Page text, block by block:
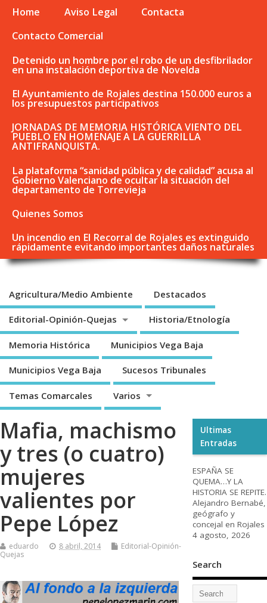
Home Aviso Legal
Contacta
Contacto Comercial
Detenido un hombre por el robo de un desfibrilador
en una instalación deportiva de Novelda
El Ayuntamiento de Rojales destina 150.000 euros a
los presupuestos participativos
JORNADAS DE MEMORIA HISTÓRICA VIENTO DEL
PUEBLO EN HOMENAJE A LA GUERRILLA
ANTIFRANQUISTA.
La plataforma “sanidad pública y de calidad” acusa al
Gobierno Valenciano de ocultar la situación del
departamento de Torrevieja
Quienes Somos
Un incendio en El Recorral de Rojales es extinguido
rápidamente evitando importantes daños naturales
Agricultura/Medio Ambiente Destacados
Editorial-Opinión-Quejas Historia/Etnología
Memoria Histórica Municipios Vega Baja
Municipios Vega Baja Sucesos Tribunales
Temas Comarcales Varios
Mafia, machismo
y tres (o cuatro)
mujeres
valientes por
Pepe López
eduardo 8 abril, 2014
Editorial-Opinión-
Quejas
Ultimas
Entradas
ESPAÑA SE
QUEMA…Y LA
HISTORIA SE REPITE.
Alejandro Bernabé,
geógrafo y
concejal en Rojales
4 agosto, 2026
Search